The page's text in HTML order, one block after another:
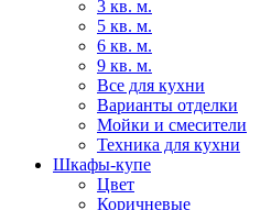
3 кв. м.
5 кв. м.
6 кв. м.
9 кв. м.
Все для кухни
Варианты отделки
Мойки и смесители
Техника для кухни
Шкафы-купе
Цвет
Коричневые